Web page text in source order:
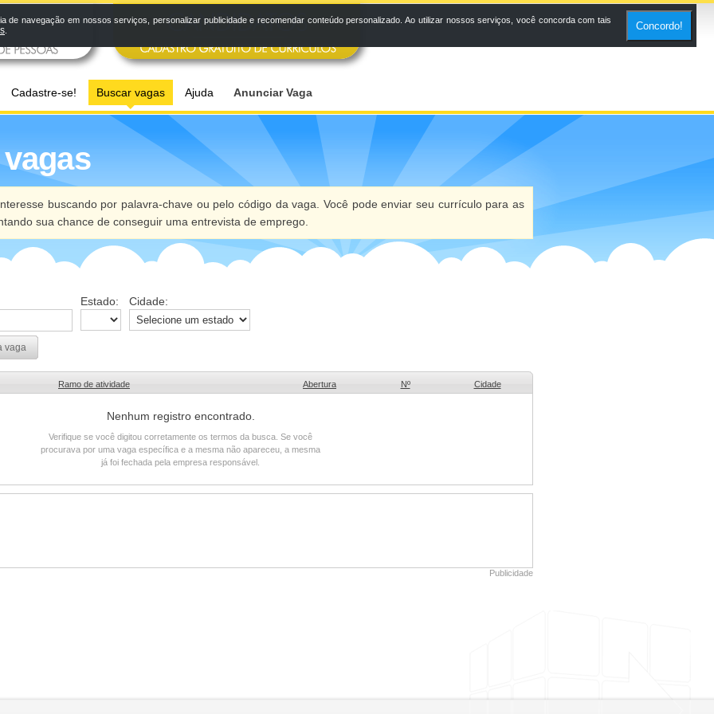
Cadastre-se! Buscar vagas Ajuda Anunciar Vaga
buscando por palavra-chave ou pelo código da vaga. Você pode enviar seu currículo para as
sua chance de conseguir uma entrevista de emprego.
Estado: Cidade:
vaga
Ramo de atividade Abertura Nº Cidade
Nenhum registro encontrado.
Verifique se você digitou corretamente os termos da busca. Se você
procurava por uma vaga específica e a mesma não apareceu, a mesma
já foi fechada pela empresa responsável.
Publicidade
navegação em nossos serviços, personalizar publicidade e recomendar conteúdo personalizado. Ao utilizar nossos serviços, você concorda com tais
Concordo!